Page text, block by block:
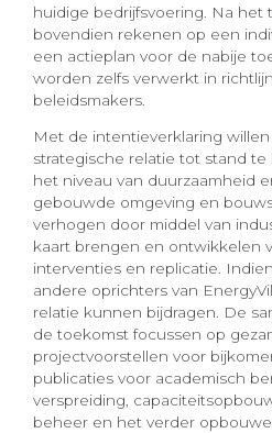
huidige bedrijfsvoering. Na het
bovendien rekenen op een
een actieplan voor de nabije
worden zelfs verwerkt in
beleidsmakers.
Met de intentieverklaring
strategische relatie tot stand
het niveau van duurzaamheid
gebouwde omgeving en
verhogen door middel van
kaart brengen en ontwikkelen
interventies en replicatie.
andere oprichters van
relatie kunnen bijdragen. De
de toekomst focussen op
projectvoorstellen voor
publicaties voor academisch
verspreiding,
beheer en het verder